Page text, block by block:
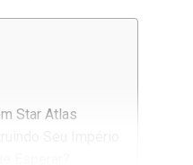
Star Atlas